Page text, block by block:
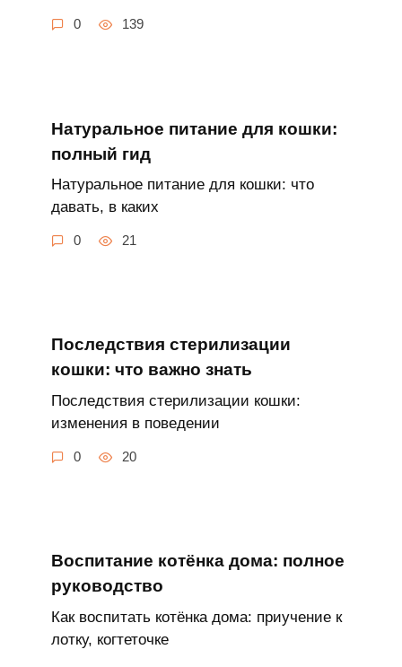
0 139
Натуральное питание для кошки:
полный гид
Натуральное питание для кошки: что
давать, в каких
0 21
Последствия стерилизации
кошки: что важно знать
Последствия стерилизации кошки:
изменения в поведении
0 20
Воспитание котёнка дома: полное
руководство
Как воспитать котёнка дома: приучение к
лотку, когтеточке